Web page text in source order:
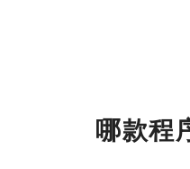
哪款程